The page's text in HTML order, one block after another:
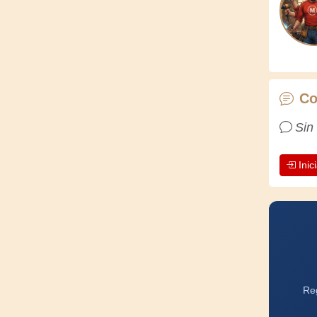
Sin